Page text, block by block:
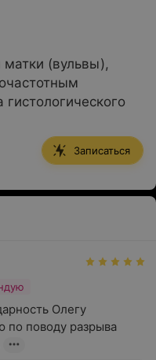
(вульвы),
Записаться
Олегу
по поводу разрыва